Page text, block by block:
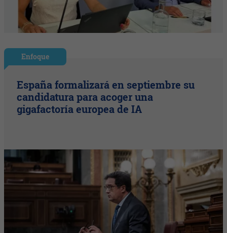
Enfoque
España formalizará en septiembre su
candidatura para acoger una
gigafactoría europea de IA